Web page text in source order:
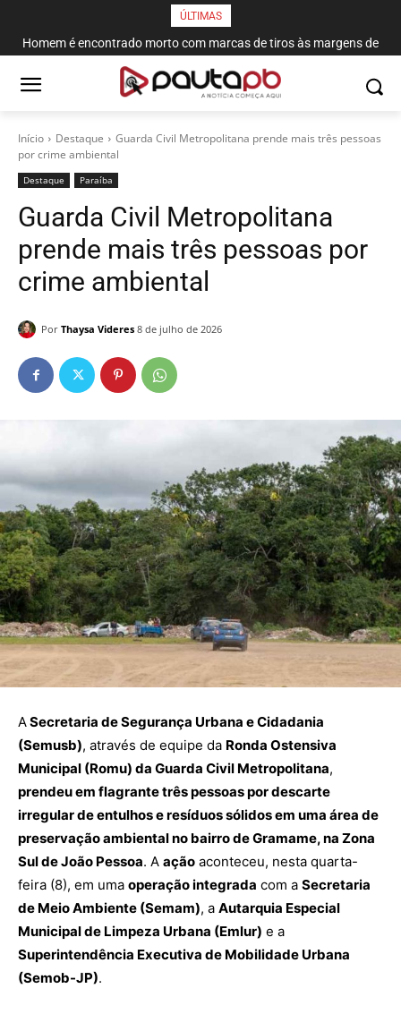
ÚLTIMAS
Homem é encontrado morto com marcas de tiros às margens de
rodovia em Campina Grande
Início Destaque
Guarda Civil Metropolitana prende mais três pessoas
por crime ambiental
Destaque Paraí­ba
Guarda Civil Metropolitana
prende mais três pessoas por
crime ambiental
Por Thaysa Videres 8 de julho de 2026
ASecretaria de Segurança Urbana e Cidadania
(Semusb), através de equipe da Ronda Ostensiva
Municipal (Romu) da Guarda Civil Metropolitana,
prendeu em flagrante três pessoas por descarte
irregular de entulhos e resíduos sólidos em uma área de
preservação ambiental no bairro de Gramame, na Zona
Sul de João Pessoa. A ação aconteceu, nesta quarta-
feira (8), em uma operação integrada com a Secretaria
de Meio Ambiente (Semam), a Autarquia Especial
Municipal de Limpeza Urbana (Emlur) e a
Superintendência Executiva de Mobilidade Urbana
(Semob-JP).